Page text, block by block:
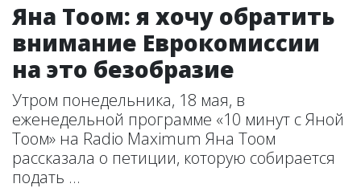
Яна Тоом: я хочу обратить
внимание Еврокомиссии
на это безобразие
Утром понедельника, 18 мая, в
еженедельной программе «10 минут с Яной
Тоом» на Radio Maximum Яна Тоом
рассказала о петиции, которую собирается
подать ...